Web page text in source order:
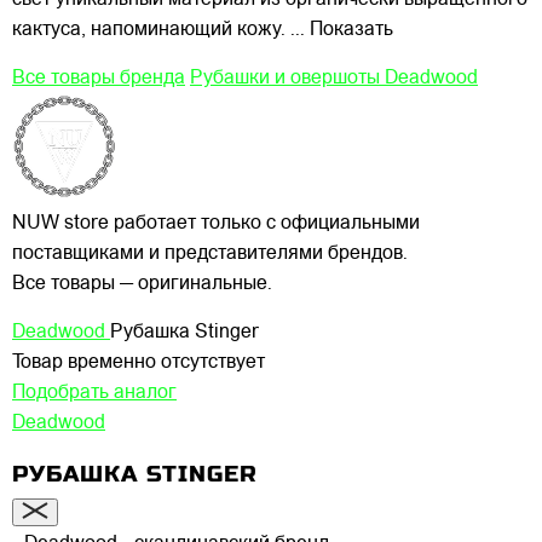
кактуса, напоминающий кожу. ... Показать
Все товары бренда Рубашки и овершоты Deadwood
NUW store работает только с официальными
поставщиками и представителями брендов.
Все товары — оригинальные.
Deadwood Рубашка Stinger
Товар временно отсутствует
Подобрать аналог
Deadwood
РУБАШКА STINGER